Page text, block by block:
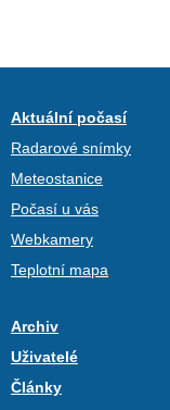
Aktuální počasí
Radarové snímky
Meteostanice
Počasí u vás
Webkamery
Teplotní mapa
Archiv
Uživatelé
Články